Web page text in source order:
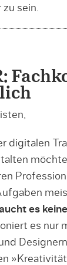
sein.
digitalen
es
es nur